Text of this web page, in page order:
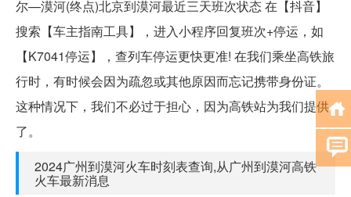
尔—漠河(终点)北京到漠河最近三天班次状态 在【抖音】
搜索【车主指南工具】，进入小程序回复班次+停运，如
【K7041停运】，查列车停运更快更准! 在我们乘坐高铁旅
行时，有时候会因为疏忽或其他原因而忘记携带身份证。
这种情况下，我们不必过于担心，因为高铁站为我们提供
了。
2024广州到漠河火车时刻表查询,从广州到漠河高铁
火车最新消息